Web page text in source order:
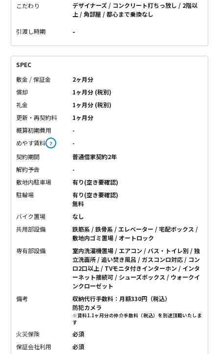
こだわり デザイナーズ コンクリート打ちっ放し
2階以
上
角部屋 都心まで乗換なし
引渡し時期 -
SPEC
敷金 / 保証金
2ヶ月分
償却
1ヶ月分 (税別)
礼金
1ヶ月分 (税別)
更新・再契約料
1ヶ月分
概算初期費用
-
めやす賃料 ？
-
契約期間
普通借家契約2年
解約予告
-
敷地内駐車場
有り(空き要確認)
駐輪場
有り(空き要確認)
無料
バイク置場
なし
共用部設備
鉄筋系 / 鉄骨系 / エレベーター / 宅配ボックス /
敷地内ゴミ置場 / オートロック
専有部設備
室内洗濯機置場 / エアコン / バス・トイレ別 / 独
立洗面所 / 追い焚き風呂 / ガスコンロ対応 / コン
ロ2口以上 / TVモニタ付きインターホン / インタ
ーネット接続可 / シューズボックス / ウォークイ
ンクローゼット
備考
収納代行手数料：月額330円（税込）
防犯カメラ
※賃料1.1ヶ月分の仲介手数料（税込）を別途頂戴いたしま
す
火災保険
必須
保証会社利用
必須